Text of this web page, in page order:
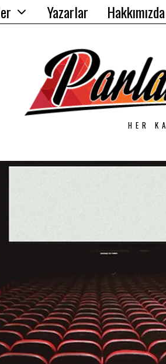
Yazarlar Hakkımızda
HER